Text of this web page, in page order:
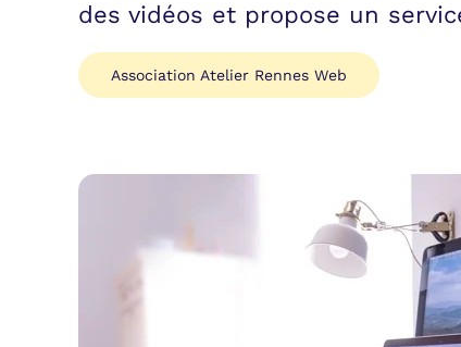
des vidéos et propose un
Association Atelier Rennes Web